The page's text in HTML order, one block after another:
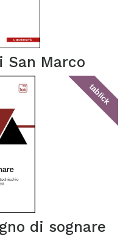
San Marco
tablick
di sognare